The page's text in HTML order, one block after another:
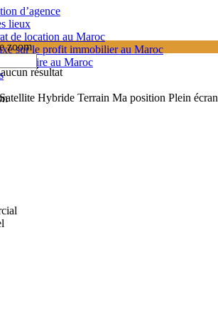
d’agence
lieux
de location au Maroc
sur le profit immobilier au Maroc
de notaire au Maroc
zoom
résultat
Satellite Hybride Terrain Ma position Plein écran